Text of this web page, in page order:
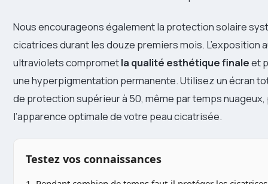
Nous encourageons également la protection solaire
cicatrices durant les douze premiers mois. L’exposition
ultraviolets comprometla qualité esthétique finaleet
une hyperpigmentation permanente. Utilisez un écran
de protection supérieur à 50, même par temps
l’apparence optimale de votre peau cicatrisée.
Testez vos connaissances